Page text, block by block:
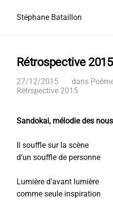
Stéphane Bataillon
Rétrospective
27/12/2015 dans
Rétrspective 2015
Sandokai, mélodie des
Il souffle sur la scène
d’un souffle de personne
Lumière d’avant lumière
comme seule inspiration